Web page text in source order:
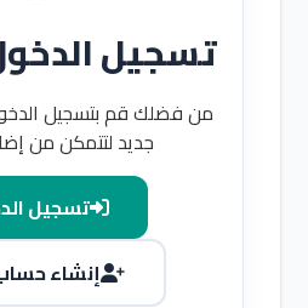
تسجيل
من فضلك قم بتسجيل
جديد لتتمكن من
تسجيل
إنشاء